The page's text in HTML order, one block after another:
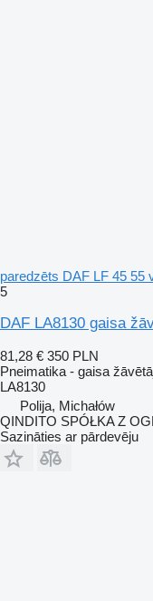
paredzēts DAF LF 45 55
5
DAF LA8130 gaisa
81,28 € 350 PLN
Pneimatika - gaisa
LA8130
Polija, Michałów
QINDITO SPÓŁKA Z
Sazināties ar pārdevēju